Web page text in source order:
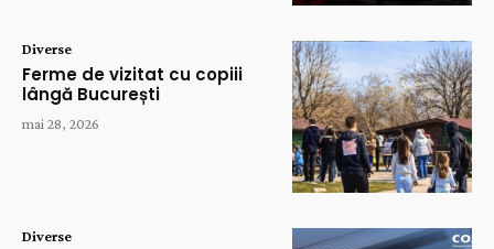
Diverse
Ferme de vizitat cu copiii
lângă București
mai 28, 2026
Diverse